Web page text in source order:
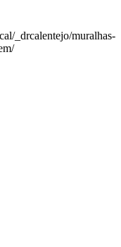
_drcalentejo/muralhas-